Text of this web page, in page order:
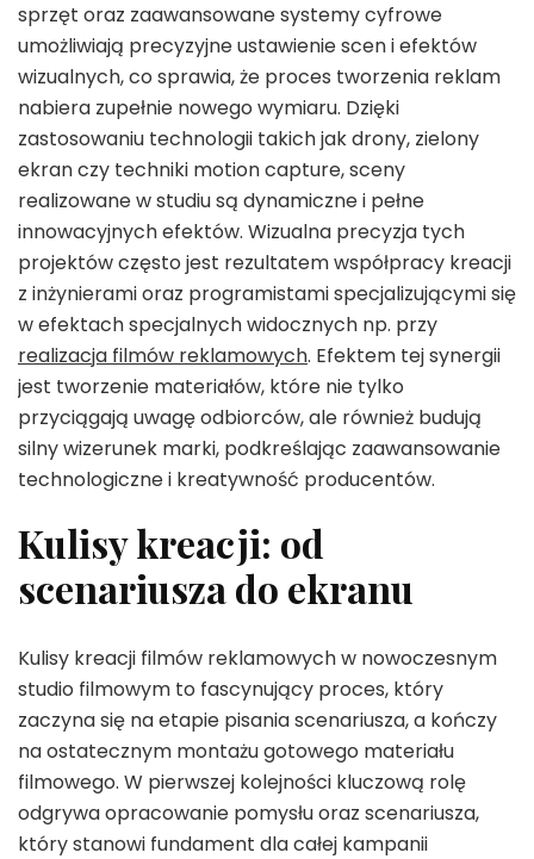
sprzęt oraz zaawansowane systemy cyfrowe
umożliwiają precyzyjne ustawienie scen i efektów
wizualnych, co sprawia, że proces tworzenia reklam
nabiera zupełnie nowego wymiaru. Dzięki
zastosowaniu technologii takich jak drony, zielony
ekran czy techniki motion capture, sceny
realizowane w studiu są dynamiczne i pełne
innowacyjnych efektów. Wizualna precyzja tych
projektów często jest rezultatem współpracy kreacji
z inżynierami oraz programistami specjalizującymi się
w efektach specjalnych widocznych np. przy
realizacja filmów reklamowych. Efektem tej synergii
jest tworzenie materiałów, które nie tylko
przyciągają uwagę odbiorców, ale również budują
silny wizerunek marki, podkreślając zaawansowanie
technologiczne i kreatywność producentów.
Kulisy kreacji: od
scenariusza do ekranu
Kulisy kreacji filmów reklamowych w nowoczesnym
studio filmowym to fascynujący proces, który
zaczyna się na etapie pisania scenariusza, a kończy
na ostatecznym montażu gotowego materiału
filmowego. W pierwszej kolejności kluczową rolę
odgrywa opracowanie pomysłu oraz scenariusza,
który stanowi fundament dla całej kampanii